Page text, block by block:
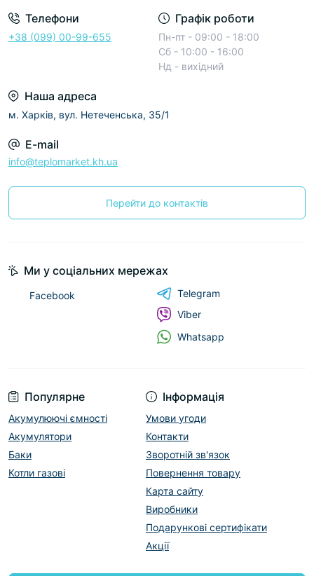
Телефони
+38 (099) 00-99-655
Графік роботи
Пн-пт - 09:00 - 18:00
Сб - 10:00 - 16:00
Нд - вихідний
Наша адреса
м. Харків, вул. Нетеченська, 35/1
E-mail
info@teplomarket.kh.ua
Перейти до контактів
Популярне
Акумулюючі ємності
Акумулятори
Баки
Котли газові
Інформація
Умови угоди
Контакти
Зворотній зв'язок
Повернення товару
Карта сайту
Виробники
Подарункові сертифікати
Акції
Ми у соціальних мережах
Facebook
Telegram
Viber
Whatsapp